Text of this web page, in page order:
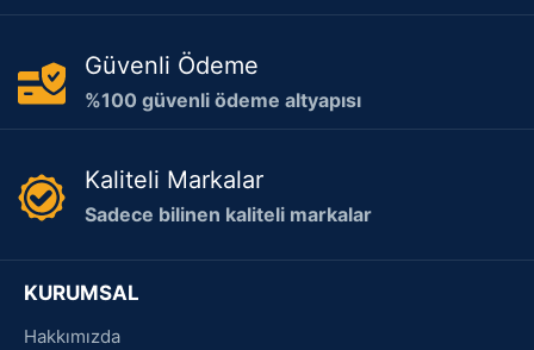
Güvenli Ödeme
%100 güvenli ödeme altyapısı
Kaliteli Markalar
Sadece bilinen kaliteli markalar
KURUMSAL
Hakkımızda